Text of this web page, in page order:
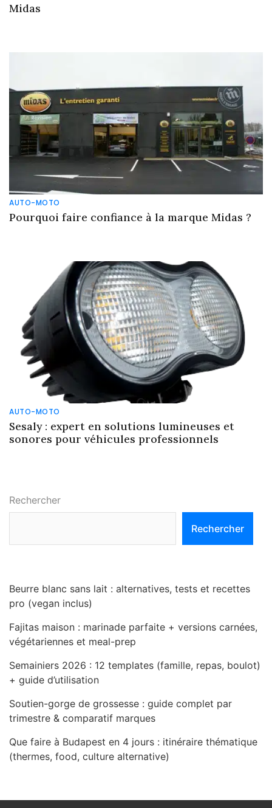
Midas
AUTO-MOTO
Pourquoi faire confiance à la marque Midas ?
AUTO-MOTO
Sesaly : expert en solutions lumineuses et
sonores pour véhicules professionnels
Rechercher
Rechercher
Beurre blanc sans lait : alternatives, tests et recettes
pro (vegan inclus)
Fajitas maison : marinade parfaite + versions carnées,
végétariennes et meal-prep
Semainiers 2026 : 12 templates (famille, repas, boulot)
+ guide d’utilisation
Soutien-gorge de grossesse : guide complet par
trimestre & comparatif marques
Que faire à Budapest en 4 jours : itinéraire thématique
(thermes, food, culture alternative)